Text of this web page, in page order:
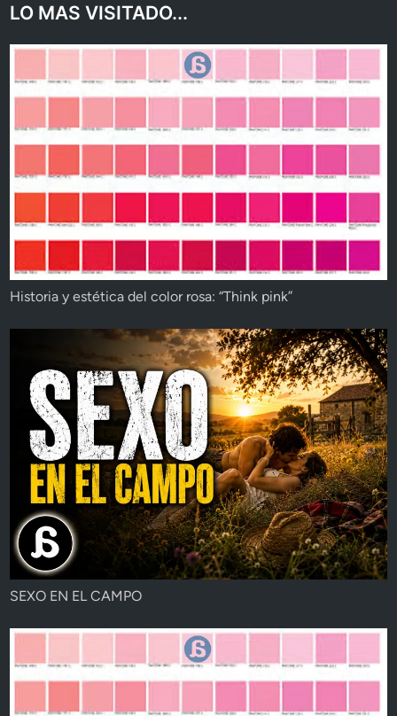
LO MAS VISITADO...
Historia y estética del color rosa: “Think pink”
SEXO EN EL CAMPO